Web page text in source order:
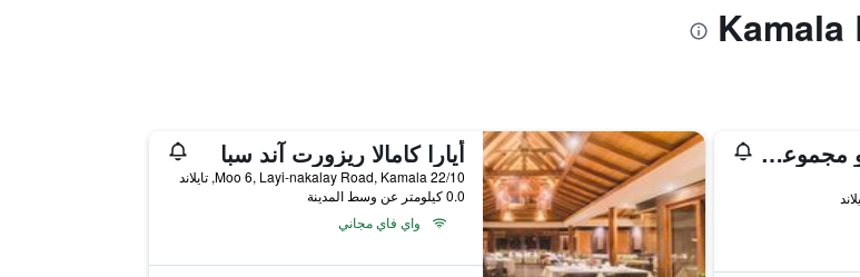
ذا ناكا بوكيت، عضو مجموعة ديزاين هوتلز أيارا كامالا ريزورت آند سبا
22/10 Moo 6, Layi-nakalay Road, Kamala, تايلاند
0.0 كيلومتر عن وسط المدينة
واي فاي مجاني